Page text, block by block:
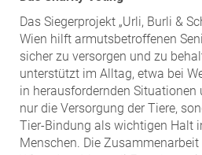
Verband Österreichischer
Weinrauch Rechtsanwälte
WINEGG Realitäten
ZEHA Real Estate
Media
Das Siegerprojekt „Urli, Burli &
Wien hilft armutsbetroffenen
sicher zu versorgen und zu
unterstützt im Alltag, etwa bei
in herausfordernden
nur die Versorgung der Tiere,
Tier-Bindung als wichtigen Halt
Menschen. Die